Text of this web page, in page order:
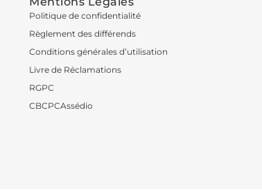
Politique de confidentialité
Règlement des différends
Conditions générales d’utilisation
Livre de Réclamations
RGPC
CBCPCAssédio